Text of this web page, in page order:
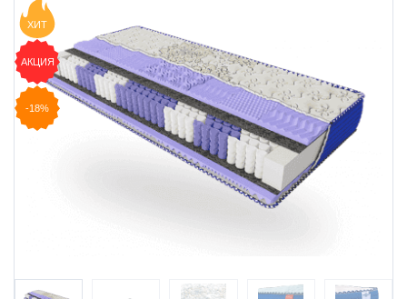
ХИТ
АКЦИЯ
-18%